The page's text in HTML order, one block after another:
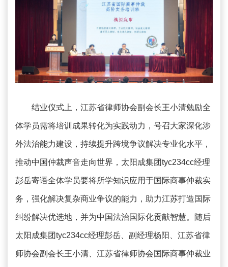
结业仪式上，江苏省律师协会副会长王小清勉励全
体学员需将培训成果转化为实践动力，号召大家深化涉
外法治能力建设，持续提升跨境争议解决专业化水平，
推动中国仲裁声音走向世界，太阳成集团tyc234cc经理
彭岳寄语全体学员要将所学知识应用于国际商事仲裁实
务，强化解决复杂商业争议的能力，助力江苏打造国际
纠纷解决优选地，并为中国法治国际化贡献智慧。随后
太阳成集团tyc234cc经理彭岳、副经理杨阳、江苏省律
师协会副会长王小清、江苏省律师协会国际商事仲裁业